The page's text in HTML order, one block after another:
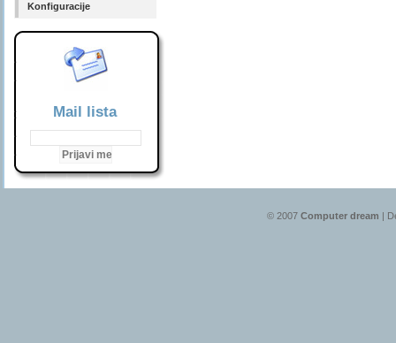
Konfiguracije
Mail lista
© 2007 Computer dream |